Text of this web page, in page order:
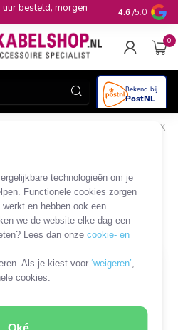
technologieën om je
Functionele cookies zorgen
en hebben ook een
we de website elke dag een
Lees dan onzecookie- en
Als je kiest voor‘weigeren’,
cookies.
besteld, morgen 10+jaar
4.6 /5.0
0
Microsoft XBOX
SORTEER OP